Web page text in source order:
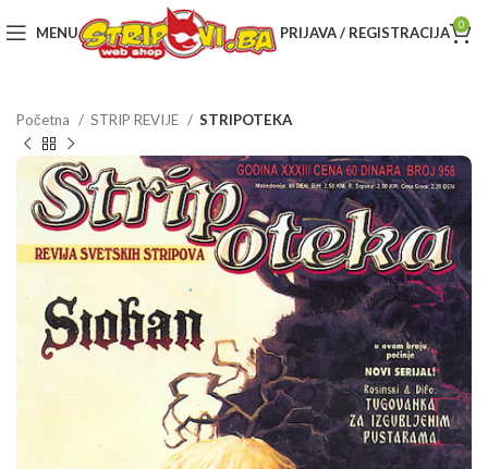
MENU PRIJAVA / REGISTRACIJA 0
Početna STRIP REVIJE STRIPOTEKA